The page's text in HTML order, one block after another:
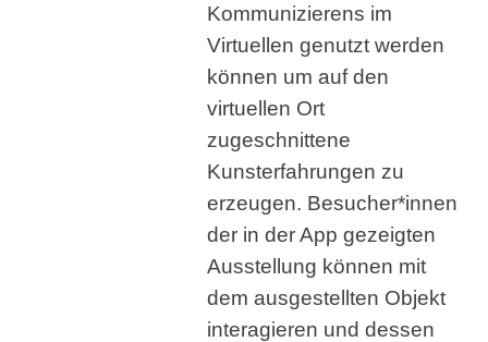
Kommunizierens im
Virtuellen genutzt werden
können um auf den
virtuellen Ort
zugeschnittene
Kunsterfahrungen zu
erzeugen. Besucher*innen
der in der App gezeigten
Ausstellung können mit
dem ausgestellten Objekt
interagieren und dessen